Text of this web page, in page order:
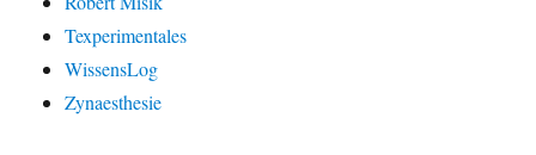
Texperimentales
WissensLog
Zynaesthesie